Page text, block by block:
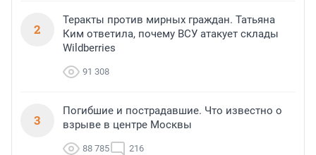
2
Теракты против мирных граждан. Татьяна
Ким ответила, почему ВСУ атакует склады
Wildberries
91 308
3
Погибшие и пострадавшие. Что известно о
взрыве в центре Москвы
88 785 216